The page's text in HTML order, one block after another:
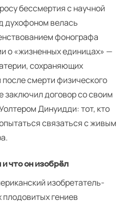
бессмертия с научной
духофоном велась
фонографа
о «жизненных единицах» —
сохраняющих
смерти физического
заключил договор со своим
Динуидди: тот, кто
связаться с живым
и что он изобрёл
изобретатель-
гениев